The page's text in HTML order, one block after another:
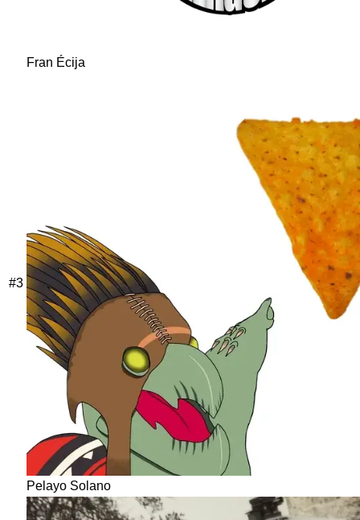
Fran Écija
#3
Pelayo Solano